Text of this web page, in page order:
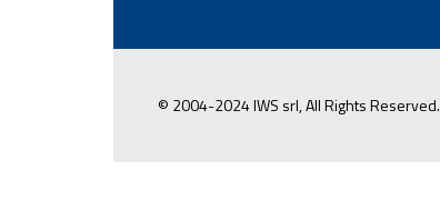
© 2004-2024 IWS srl, All Rights Reserved.